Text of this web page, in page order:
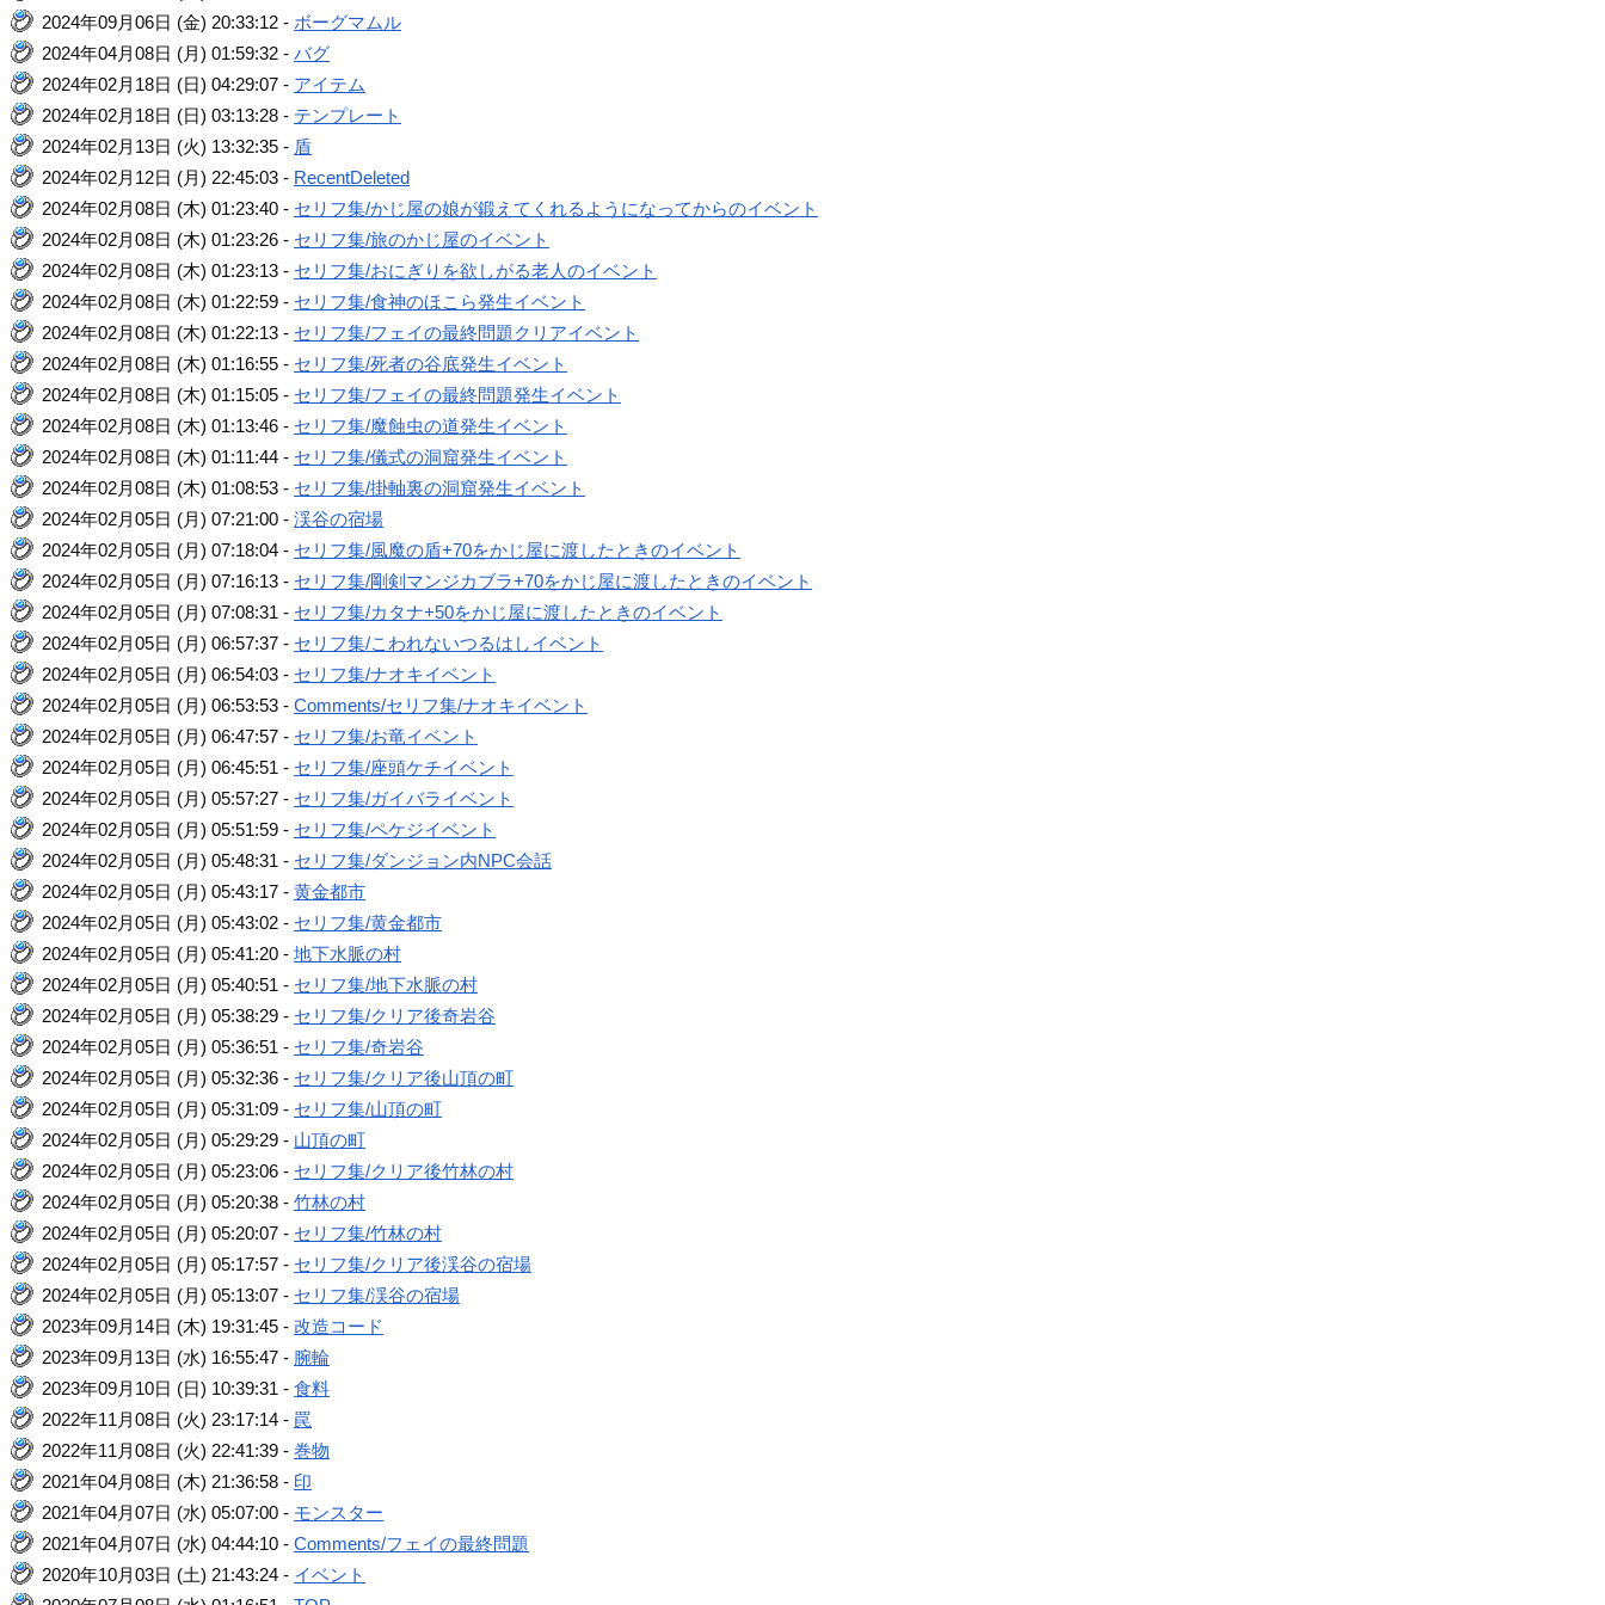
2024年09月06日 (金) 20:33:12 - ボーグマムル
2024年04月08日 (月) 01:59:32 -バグ
2024年02月18日 (日) 04:29:07 - アイテム
2024年02月18日 (日) 03:13:28 - テンプレート
2024年02月13日 (火) 13:32:35 - 盾
2024年02月12日 (月) 22:45:03 - RecentDeleted
2024年02月08日 (木) 01:23:40 - セリフ集/かじ屋の娘が鍛えてくれるようになってからのイベント
2024年02月08日 (木) 01:23:26 - セリフ集/旅のかじ屋のイベント
2024年02月08日 (木) 01:23:13 - セリフ集/おにぎりを欲しがる老人のイベント
2024年02月08日 (木) 01:22:59 - セリフ集/食神のほこら発生イベント
2024年02月08日 (木) 01:22:13 - セリフ集/フェイの最終問題クリアイベント
2024年02月08日 (木) 01:16:55 - セリフ集/死者の谷底発生イベント
2024年02月08日 (木) 01:15:05 - セリフ集/フェイの最終問題発生イベント
2024年02月08日 (木) 01:13:46 - セリフ集/魔蝕虫の道発生イベント
2024年02月08日 (木) 01:11:44 - セリフ集/儀式の洞窟発生イベント
2024年02月08日 (木) 01:08:53 - セリフ集/掛軸裏の洞窟発生イベント
2024年02月05日 (月) 07:21:00 -渓谷の宿場
2024年02月05日 (月) 07:18:04 - セリフ集/風魔の盾+70をかじ屋に渡したときのイベント
2024年02月05日 (月) 07:16:13 - セリフ集/剛剣マンジカブラ+70をかじ屋に渡したときのイベント
2024年02月05日 (月) 07:08:31 - セリフ集/カタナ+50をかじ屋に渡したときのイベント
2024年02月05日 (月) 06:57:37 - セリフ集/こわれないつるはしイベント
2024年02月05日 (月) 06:54:03 - セリフ集/ナオキイベント
2024年02月05日 (月) 06:53:53 -Comments/セリフ集/ナオキイベント
2024年02月05日 (月) 06:47:57 - セリフ集/お竜イベント
2024年02月05日 (月) 06:45:51 - セリフ集/座頭ケチイベント
2024年02月05日 (月) 05:57:27 - セリフ集/ガイバライベント
2024年02月05日 (月) 05:51:59 - セリフ集/ペケジイベント
2024年02月05日 (月) 05:48:31 - セリフ集/ダンジョン内NPC会話
2024年02月05日 (月) 05:43:17 -黄金都市
2024年02月05日 (月) 05:43:02 - セリフ集/黄金都市
2024年02月05日 (月) 05:41:20 -地下水脈の村
2024年02月05日 (月) 05:40:51 - セリフ集/地下水脈の村
2024年02月05日 (月) 05:38:29 - セリフ集/クリア後奇岩谷
2024年02月05日 (月) 05:36:51 - セリフ集/奇岩谷
2024年02月05日 (月) 05:32:36 - セリフ集/クリア後山頂の町
2024年02月05日 (月) 05:31:09 - セリフ集/山頂の町
2024年02月05日 (月) 05:29:29 - 山頂の町
2024年02月05日 (月) 05:23:06 - セリフ集/クリア後竹林の村
2024年02月05日 (月) 05:20:38 -竹林の村
2024年02月05日 (月) 05:20:07 - セリフ集/竹林の村
2024年02月05日 (月) 05:17:57 - セリフ集/クリア後渓谷の宿場
2024年02月05日 (月) 05:13:07 - セリフ集/渓谷の宿場
2023年09月14日 (木) 19:31:45 -改造コード
2023年09月13日 (水) 16:55:47 - 腕輪
2023年09月10日 (日) 10:39:31 -食料
2022年11月08日 (火) 23:17:14 - 罠
2022年11月08日 (火) 22:41:39 -巻物
2021年04月08日 (木) 21:36:58 - 印
2021年04月07日 (水) 05:07:00 - モンスター
2021年04月07日 (水) 04:44:10 -Comments/フェイの最終問題
2020年10月03日 (土) 21:43:24 - イベント